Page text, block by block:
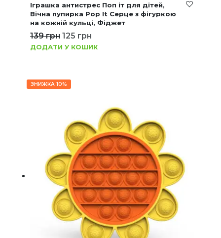
Іграшка антистрес Поп іт для дітей,
Вічна пупирка Pop It Серце з фігуркою
на кожній кульці, Фіджет
139грн 125 грн
ДОДАТИ У КОШИК
ЗНИЖКА 10%